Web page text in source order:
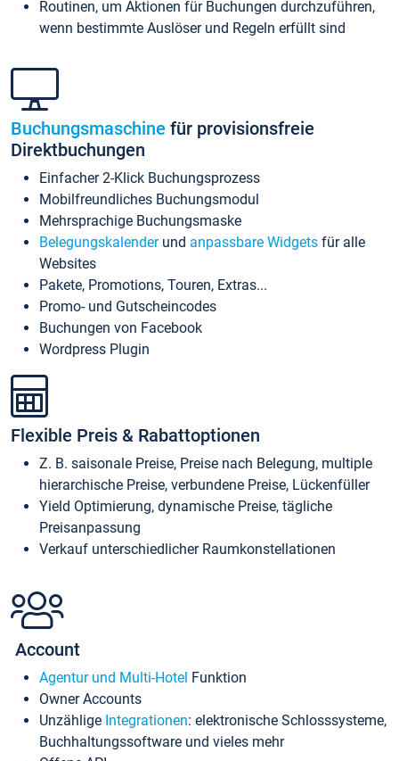
Routinen, um Aktionen für Buchungen durchzuführen,
wenn bestimmte Auslöser und Regeln erfüllt sind
Buchungsmaschine für provisionsfreie
Direktbuchungen
Einfacher 2-Klick Buchungsprozess
Mobilfreundliches Buchungsmodul
Mehrsprachige Buchungsmaske
Belegungskalenderund anpassbare Widgets für alle
Websites
Pakete, Promotions, Touren, Extras...
Promo- und Gutscheincodes
Buchungen von Facebook
Wordpress Plugin
Flexible Preis & Rabattoptionen
Z. B. saisonale Preise, Preise nach Belegung, multiple
hierarchische Preise, verbundene Preise, Lückenfüller
Yield Optimierung, dynamische Preise, tägliche
Preisanpassung
Verkauf unterschiedlicher Raumkonstellationen
Account
Agentur und Multi-Hotel Funktion
Owner Accounts
Unzählige Integrationen: elektronische Schlosssysteme,
Buchhaltungssoftware und vieles mehr